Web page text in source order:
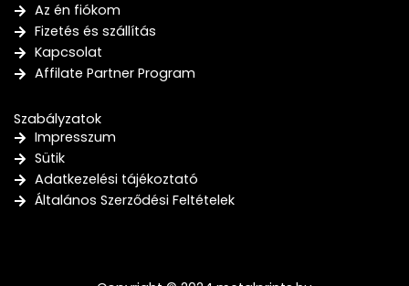
Az én fiókom
Fizetés és szállítás
Kapcsolat
Affilate Partner Program
Szabályzatok
Impresszum
Sütik
Adatkezelési tájékoztató
Általános Szerződési Feltételek